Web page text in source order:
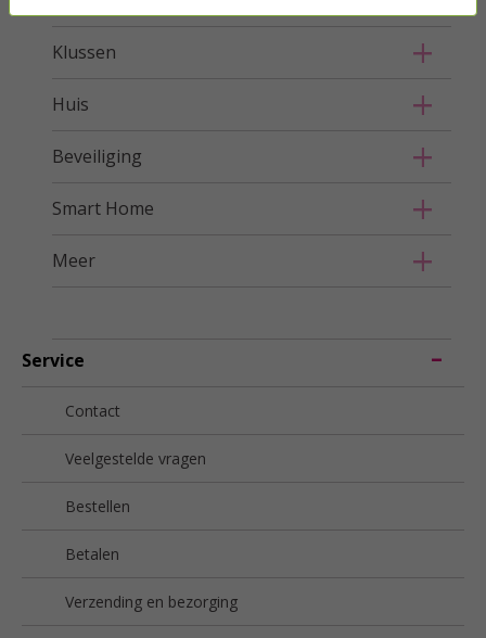
Klussen
Huis
Beveiliging
Smart Home
Meer
Service
Contact
Veelgestelde vragen
Bestellen
Betalen
Verzending en bezorging